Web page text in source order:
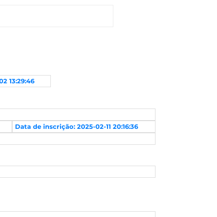
13:29:46
Data de inscrição: 2025-02-11 20:16:36